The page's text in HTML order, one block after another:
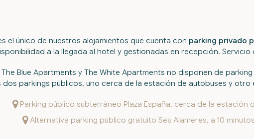
el único de nuestros alojamientos que cuenta con parking privado
a la llegada al hotel y gestionadas en recepción.
The Blue Apartments y The White Apartments no disponen de
parkings públicos, uno cerca de la estación de autobuses y otro
Parking público subterráneo Plaza España, cerca de la estación
Alternativa parking público gratuito Ses Alameres, a 10